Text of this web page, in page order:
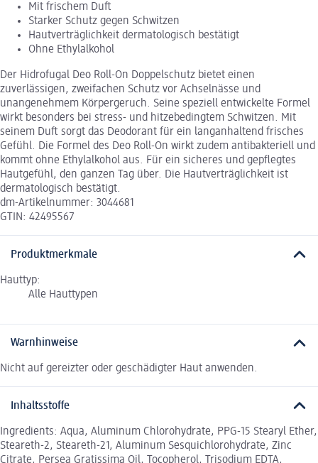
Mit frischem Duft
Starker Schutz gegen Schwitzen
Hautverträglichkeit dermatologisch bestätigt
Ohne Ethylalkohol
Der Hidrofugal Deo Roll-On Doppelschutz bietet einen
zuverlässigen, zweifachen Schutz vor Achselnässe und
unangenehmem Körpergeruch. Seine speziell entwickelte Formel
wirkt besonders bei stress- und hitzebedingtem Schwitzen. Mit
seinem Duft sorgt das Deodorant für ein langanhaltend frisches
Gefühl. Die Formel des Deo Roll-On wirkt zudem antibakteriell und
kommt ohne Ethylalkohol aus. Für ein sicheres und gepflegtes
Hautgefühl, den ganzen Tag über. Die Hautverträglichkeit ist
dermatologisch bestätigt.
dm-Artikelnummer: 3044681
GTIN: 42495567
Produktmerkmale
Hauttyp:
Alle Hauttypen
Warnhinweise
Nicht auf gereizter oder geschädigter Haut anwenden.
Inhaltsstoffe
Ingredients: Aqua, Aluminum Chlorohydrate, PPG-15 Stearyl Ether,
Steareth-2, Steareth-21, Aluminum Sesquichlorohydrate, Zinc
Citrate, Persea Gratissima Oil, Tocopherol, Trisodium EDTA,